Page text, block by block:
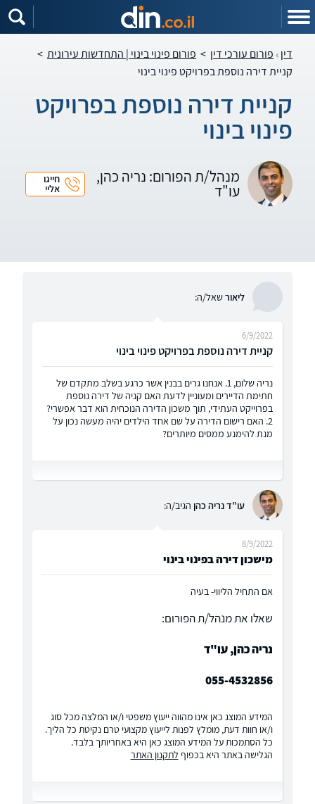
דין פורום עורכי דין > פורום פינוי בינוי | התחדשות עירונית >
קניית דירה נוספת בפרויקט פינוי בינוי
קניית דירה נוספת בפרויקט
פינוי בינוי
מנהל/ת הפורום: נריה כהן,
עו"ד
חייגו
אליי
ליאורשאל/ה:
קניית דירה נוספת בפרויקט פינוי בינוי
6/9/2022
נריה שלום, 1. אנחנו גרים בבנין אשר כרגע בשלב מתקדם של
חתימת הדיירים ומעוניין לדעת האם קניה של דירה נוספת
בפרוייקט העתידי, תוך משכון הדירה הנוכחית הוא דבר אפשרי?
2. האם רישום הדירה על שם אחד הילדים יהיה מעשה נכון על
מנת להימנע ממסים מיותרים?
עו"ד נריה כהן הגיב/ה:
מישכון דירה בפינוי בינוי
8/9/2022
אם התחיל הליווי- בעיה
שאלו את מנהל/ת הפורום:
נריה כהן, עו"ד
055-4532856
המידע המוצג כאן אינו מהווה ייעוץ משפטי ו/או המלצה מכל סוג
ו/או חוות דעת, מומלץ לפנות לייעוץ מקצועי טרם נקיטת כל הליך.
כל הסתמכות על המידע המוצג כאן היא באחריותך בלבד.
הגלישה באתר היא בכפוף לתקנון האתר